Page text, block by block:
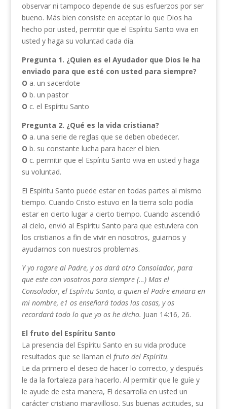
observar ni tampoco depende de sus esfuerzos por ser
bueno. Más bien consiste en aceptar lo que Dios ha
hecho por usted, permitir que el Espíritu Santo viva en
usted y haga su voluntad cada día.
Pregunta 1. ¿Quien es el Ayudador que Dios le ha
enviado para que esté con usted para siempre?
O a. un sacerdote
O b. un pastor
O c. el Espíritu Santo
Pregunta 2. ¿Qué es la vida cristiana?
O a. una serie de reglas que se deben obedecer.
O b. su constante lucha para hacer el bien.
O c. permitir que el Espíritu Santo viva en usted y haga
su voluntad.
El Espíritu Santo puede estar en todas partes al mismo
tiempo. Cuando Cristo estuvo en la tierra solo podía
estar en cierto lugar a cierto tiempo. Cuando ascendió
al cielo, envió al Espíritu Santo para que estuviera con
los cristianos a fin de vivir en nosotros, guiarnos y
ayudarnos con nuestros problemas.
Y yo rogare al Padre, y os dará otro Consolador, para
que este con vosotros para siempre (…) Mas el
Consolador, el Espíritu Santo, a quien el Padre enviara en
mi nombre, e1 os enseñará todas las cosas, y os
recordará todo lo que yo os he dicho. Juan 14:16, 26.
El fruto del Espíritu Santo
La presencia del Espíritu Santo en su vida produce
resultados que se llaman el fruto del Espíritu.
Le da primero el deseo de hacer lo correcto, y después
le da la fortaleza para hacerlo. Al permitir que le guíe y
le ayude de esta manera, El desarrolla en usted un
carácter cristiano maravilloso. Sus buenas actitudes, su